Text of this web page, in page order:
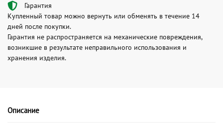
Гарантия
Купленный товар можно вернуть или обменять в течение 14
дней после покупки.
Гарантия не распространяется на механические повреждения,
возникшие в результате неправильного использования и
хранения изделия.
Описание